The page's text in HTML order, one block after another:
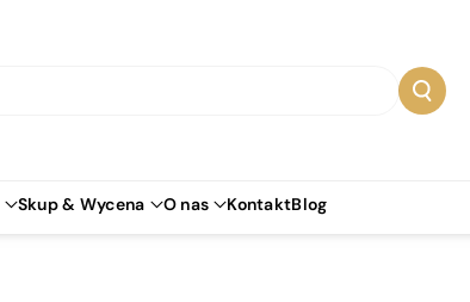
Skup & Wycena O nas KontaktBlog